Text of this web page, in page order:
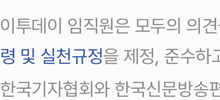
이투데이 임직원은 모두의 의
령 및 실천규정을 제정, 준수하
한국기자협회와 한국신문방송